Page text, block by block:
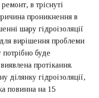
в тріснуті
проникнення в
шару гідроізоляції
вирішення проблеми
потрібно буде
протікання.
ділянку гідроізоляції,
повинна на 15